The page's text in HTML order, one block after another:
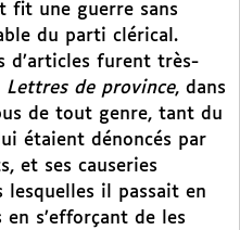
fit une guerre sans
du parti clérical.
d’articles furent très-
Lettres de province, dans
de tout genre, tant du
étaient dénoncés par
et ses causeries
lesquelles il passait en
s’efforçant de les